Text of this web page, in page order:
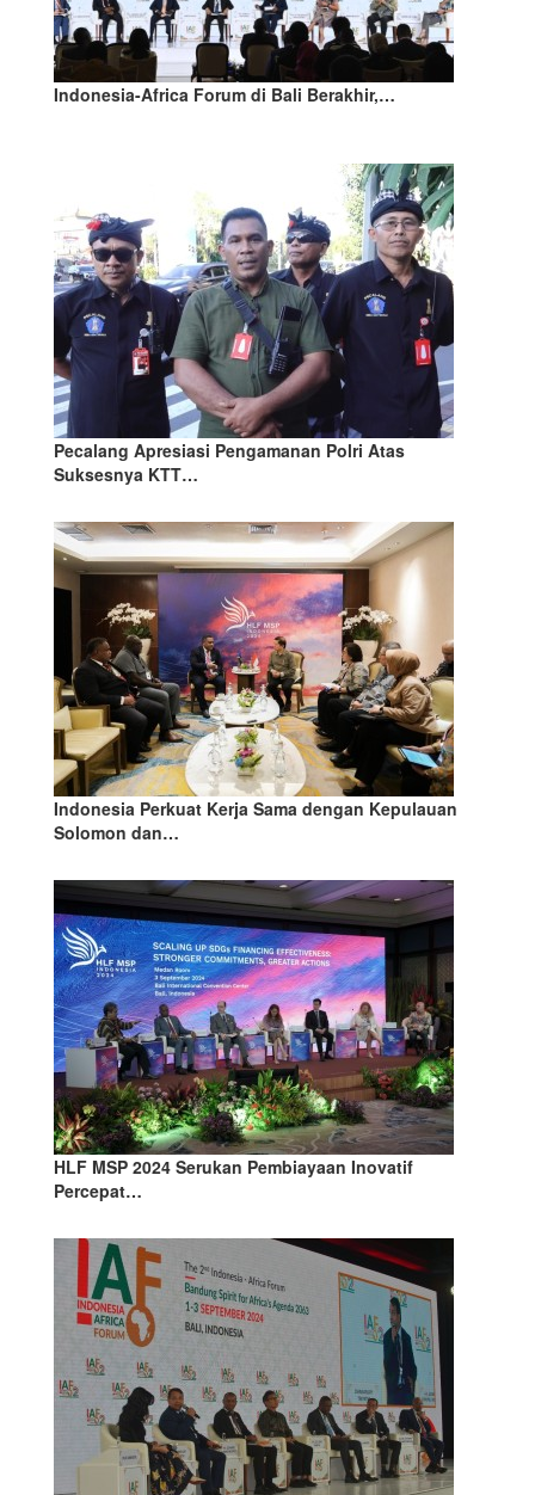
Indonesia-Africa Forum di Bali Berakhir,…
Pecalang Apresiasi Pengamanan Polri Atas
Suksesnya KTT…
Indonesia Perkuat Kerja Sama dengan Kepulauan
Solomon dan…
HLF MSP 2024 Serukan Pembiayaan Inovatif
Percepat…